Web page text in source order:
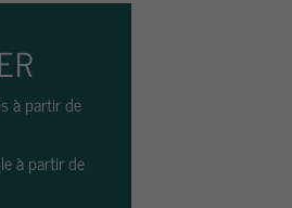
à partir de
à partir de